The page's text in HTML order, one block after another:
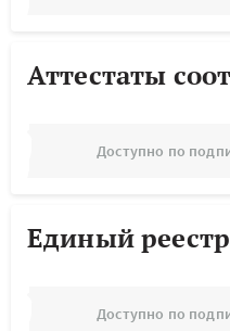
Аттестаты
Доступно по
Единый
Доступно по